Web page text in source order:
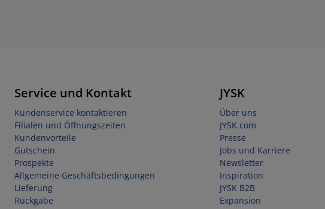
Service und Kontakt
Kundenservice kontaktieren
Filialen und Öffnungszeiten
Kundenvorteile
Gutschein
Prospekte
Allgemeine Geschäftsbedingungen
Lieferung
Rückgabe
JYSK
Über uns
JYSK.com
Presse
Jobs und Karriere
Newsletter
Inspiration
JYSK B2B
Expansion